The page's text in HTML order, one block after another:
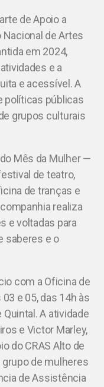
de Apoio a
Nacional de Artes
em 2024,
e a
e acessível. A
políticas públicas
grupos culturais
Mês da Mulher —
de teatro,
de tranças e
realiza
e voltadas para
saberes e o
com a Oficina de
e 05, das 14h às
A atividade
e Victor Marley,
do CRAS Alto de
grupo de mulheres
de Assistência